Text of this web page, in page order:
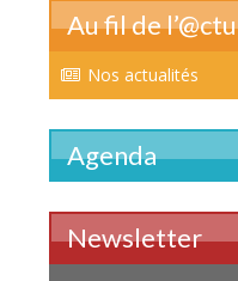
Au fil de l’@ctu
Nos actualités
Agenda
Newsletter